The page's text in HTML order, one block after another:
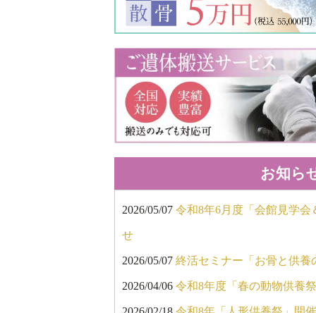
お知ら
2026/05/07 令和8年6月度「会館見学
せ
2026/05/07 終活セミナー「お骨と供養
2026/04/06 令和8年度「春の動物供養